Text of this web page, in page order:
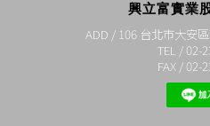
興立富實業
ADD / 106 台北市大安
TEL / 02-
FAX / 02-